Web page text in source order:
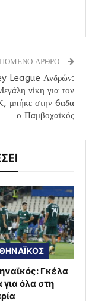
ΑΡΘΡΟ
League Ανδρών:
νίκη για τον
μπήκε στην 6αδα
ο Παμβοχαϊκός
Γκέλα
για όλα στη